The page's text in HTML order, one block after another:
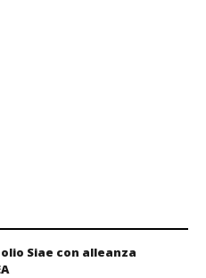
Siae con alleanza